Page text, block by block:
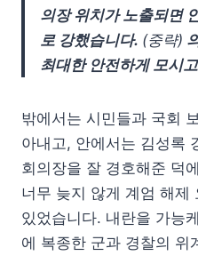
의장 위치가 노출되면
로 강했습니다. (중략)
최대한 안전하게 모시
밖에서는 시민들과 국회
아내고, 안에서는 김성록
회의장을 잘 경호해준 덕
너무 늦지 않게 계엄 해제
있었습니다. 내란을 가능
에 복종한 군과 경찰의 위